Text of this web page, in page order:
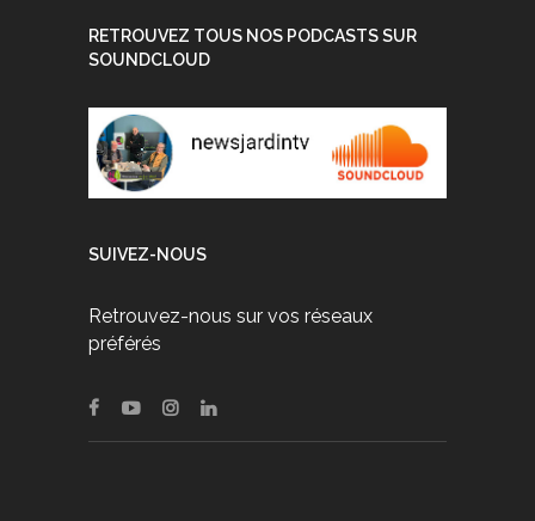
RETROUVEZ TOUS NOS PODCASTS SUR
SOUNDCLOUD
SUIVEZ-NOUS
Retrouvez-nous sur vos réseaux
préférés